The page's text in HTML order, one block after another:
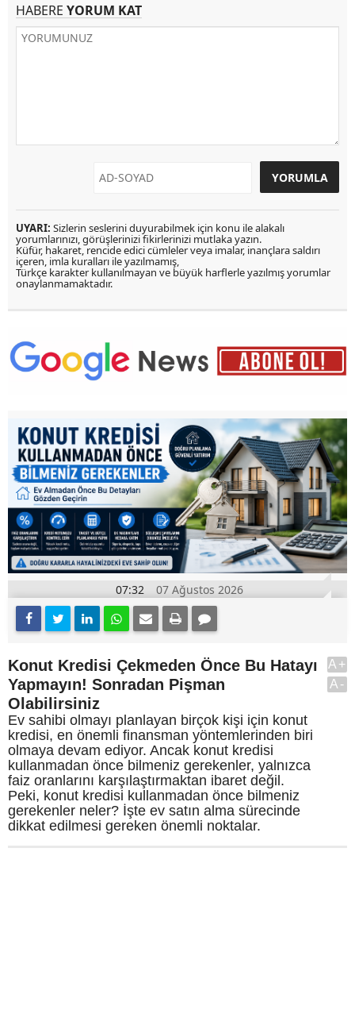
HABERE YORUM KAT
UYARI: Sizlerin seslerini duyurabilmek için konu ile alakalı
yorumlarınızı, görüşlerinizi fikirlerinizi mutlaka yazın.
Küfür, hakaret, rencide edici cümleler veya imalar, inançlara saldırı
içeren, imla kuralları ile yazılmamış,
Türkçe karakter kullanılmayan ve büyük harflerle yazılmış yorumlar
onaylanmamaktadır.
07:32 07 Ağustos 2026
Konut Kredisi Çekmeden Önce Bu Hatayı
Yapmayın! Sonradan Pişman
Olabilirsiniz
Ev sahibi olmayı planlayan birçok kişi için konut
kredisi, en önemli finansman yöntemlerinden biri
olmaya devam ediyor. Ancak konut kredisi
kullanmadan önce bilmeniz gerekenler, yalnızca
faiz oranlarını karşılaştırmaktan ibaret değil.
Peki, konut kredisi kullanmadan önce bilmeniz
gerekenler neler? İşte ev satın alma sürecinde
dikkat edilmesi gereken önemli noktalar.
A+
A-